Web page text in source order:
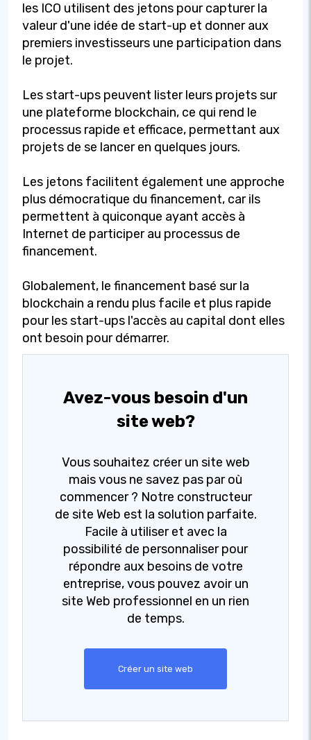
les ICO utilisent des jetons pour capturer la
valeur d'une idée de start-up et donner aux
premiers investisseurs une participation dans
le projet.
Les start-ups peuvent lister leurs projets sur
une plateforme blockchain, ce qui rend le
processus rapide et efficace, permettant aux
projets de se lancer en quelques jours.
Les jetons facilitent également une approche
plus démocratique du financement, car ils
permettent à quiconque ayant accès à
Internet de participer au processus de
financement.
Globalement, le financement basé sur la
blockchain a rendu plus facile et plus rapide
pour les start-ups l'accès au capital dont elles
ont besoin pour démarrer.
Avez-vous besoin d'un
site web?
Vous souhaitez créer un site web
mais vous ne savez pas par où
commencer ? Notre constructeur
de site Web est la solution parfaite.
Facile à utiliser et avec la
possibilité de personnaliser pour
répondre aux besoins de votre
entreprise, vous pouvez avoir un
site Web professionnel en un rien
de temps.
Créer un site web